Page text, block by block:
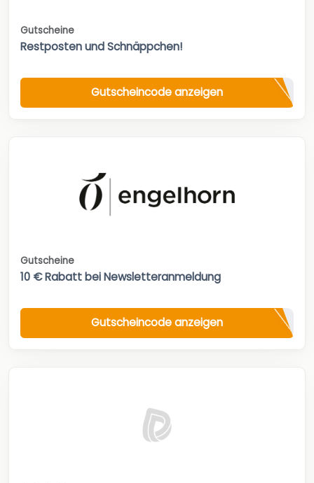
Gutscheine
Restposten und Schnäppchen!
Gutscheincode anzeigen
Gutscheine
10 € Rabatt bei Newsletteranmeldung
Gutscheincode anzeigen